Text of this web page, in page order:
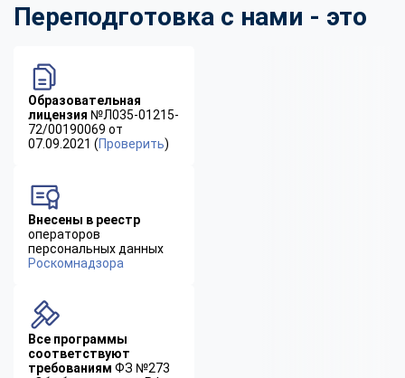
Переподготовка с нами - это
Образовательная
лицензия №Л035-01215-
72/00190069 от
07.09.2021 (Проверить)
Внесены в реестр
операторов
персональных данных
Роскомнадзора
Все программы
соответствуют
требованиям ФЗ №273